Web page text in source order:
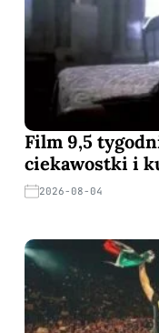
Film 9,5
ciekawostki i
2026-08-04